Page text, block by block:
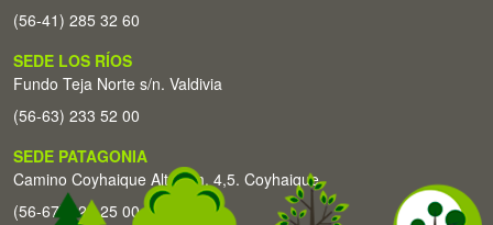
(56-41) 285 32 60
SEDE LOS RÍOS
Fundo Teja Norte s/n. Valdivia
(56-63) 233 52 00
SEDE PATAGONIA
Camino Coyhaique Alto Km. 4,5. Coyhaique
(56-67) 226 25 00